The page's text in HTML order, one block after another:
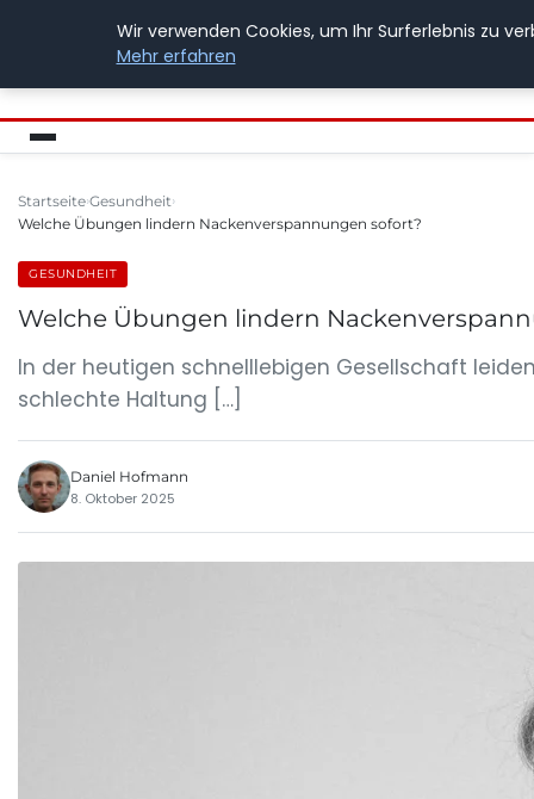
BUSSICHARLY
Startseite Gesundheit
Welche Übungen lindern Nackenverspannungen sofort?
GESUNDHEIT
Welche Übungen lindern
In der heutigen schnelllebigen Gesellschaft
schlechte Haltung […]
Daniel Hofmann
8. Oktober 2025
Wir verwenden Cookies, um Ihr Surferlebnis zu
Mehr erfahren